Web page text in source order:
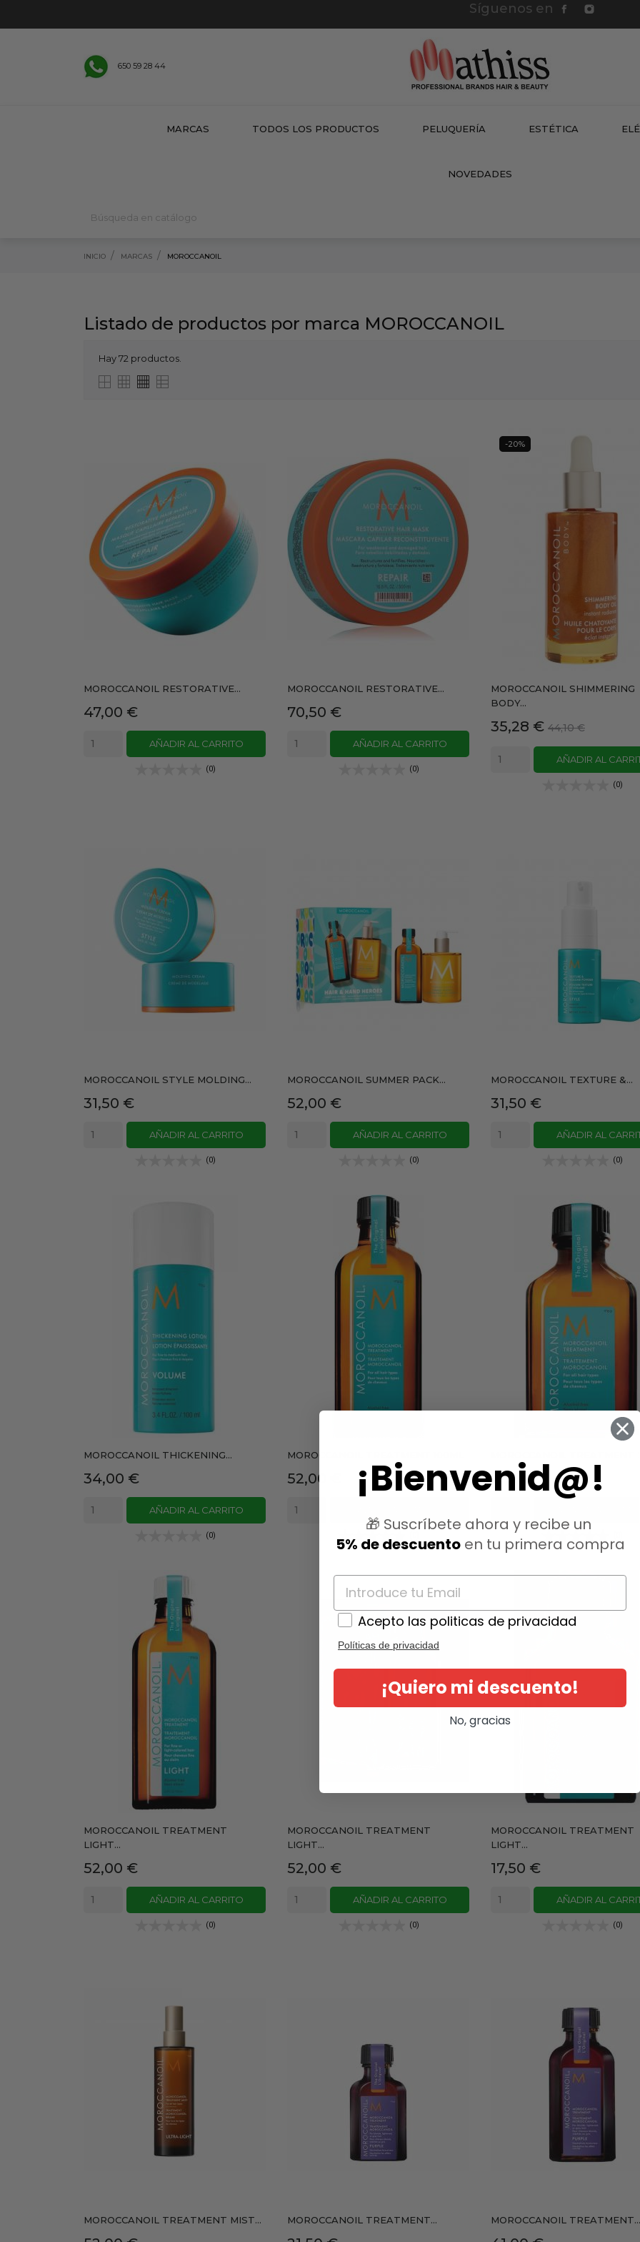
Síguenos en
650 59 28 44
MARCAS TODOS LOS PRODUCTOS PELUQUERÍA ESTÉTICA
NOVEDADES
INICIO MARCAS MOROCCANOIL
Listado de productos por marca MOROCCANOIL
Hay 72 productos.
MOROCCANOIL RESTORATIVE...
Precio
47,00 €
AÑADIR AL CARRITO
(0)
MOROCCANOIL RESTORATIVE...
Precio
70,50 €
AÑADIR AL CARRITO
(0)
MOROCCANOIL SHIMMERING
BODY...
Precio
35,28 € Precio
base
44,10 €
AÑADIR AL
(0)
-20%
MOROCCANOIL STYLE MOLDING...
Precio
31,50 €
AÑADIR AL CARRITO
(0)
MOROCCANOIL SUMMER PACK...
Precio
52,00 €
AÑADIR AL CARRITO
(0)
MOROCCANOIL TEXTURE &...
Precio
31,50 €
AÑADIR AL
(0)
MOROCCANOIL THICKENING...
Precio
34,00 €
AÑADIR AL CARRITO
(0)
MOROCCANOIL TREATMENT 100ML
Precio
52,00 €
MOROCCANOIL TREATMENT
Precio
17,50 €
AÑADIR AL
MOROCCANOIL TREATMENT
LIGHT...
Precio
52,00 €
AÑADIR AL CARRITO
(0)
MOROCCANOIL TREATMENT
LIGHT...
Precio
52,00 €
AÑADIR AL CARRITO
(0)
MOROCCANOIL TREATMENT
LIGHT...
Precio
17,50 €
AÑADIR AL
(0)
MOROCCANOIL TREATMENT MIST... MOROCCANOIL TREATMENT... MOROCCANOIL TREATMENT...
¡Bienvenid@!
🎁 Suscríbete ahora y recibe un
5% de descuentoen tu primera compra
Acepto las politicas de privacidad
Políticas de privacidad
¡Quiero mi descuento!
No, gracias